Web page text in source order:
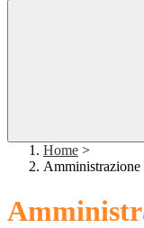
Home >
Amministrazione